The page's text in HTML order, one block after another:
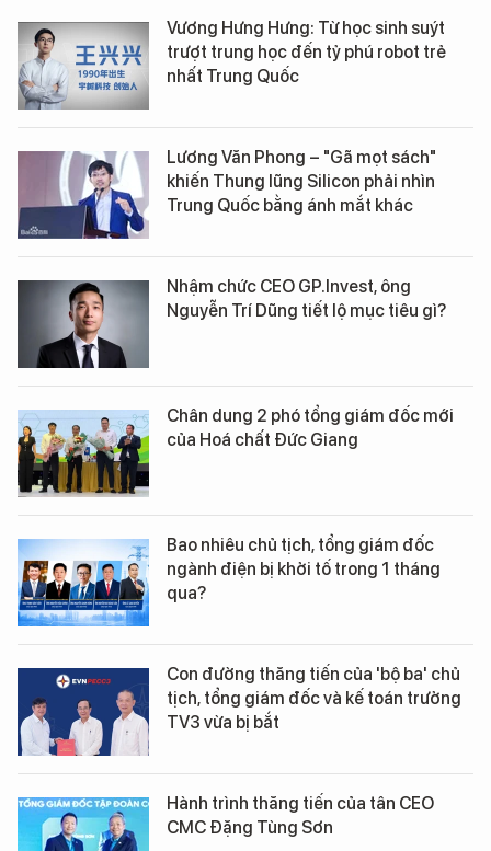
Vương Hưng Hưng: Từ học sinh suýt
trượt trung học đến tỷ phú robot trẻ
nhất Trung Quốc
Lương Văn Phong – "Gã mọt sách"
khiến Thung lũng Silicon phải nhìn
Trung Quốc bằng ánh mắt khác
Nhậm chức CEO GP.Invest, ông
Nguyễn Trí Dũng tiết lộ mục tiêu gì?
Chân dung 2 phó tổng giám đốc mới
của Hoá chất Đức Giang
Bao nhiêu chủ tịch, tổng giám đốc
ngành điện bị khởi tố trong 1 tháng
qua?
Con đường thăng tiến của 'bộ ba' chủ
tịch, tổng giám đốc và kế toán trưởng
TV3 vừa bị bắt
Hành trình thăng tiến của tân CEO
CMC Đặng Tùng Sơn